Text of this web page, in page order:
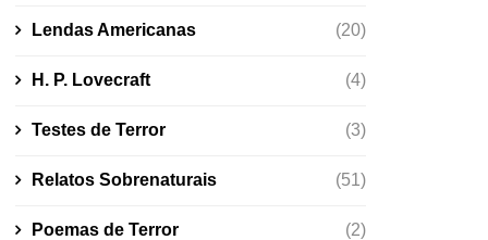
Lendas Americanas (20)
H. P. Lovecraft (4)
Testes de Terror (3)
Relatos Sobrenaturais (51)
Poemas de Terror (2)